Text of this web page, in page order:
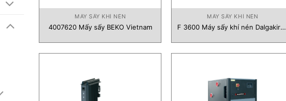
MÁY SẤY KHÍ NÉN
4007620 Mấy sấy BEKO Vietnam
MÁY SẤY KHÍ NÉN
F 3600 Máy sấy khí nén Dalgakiran